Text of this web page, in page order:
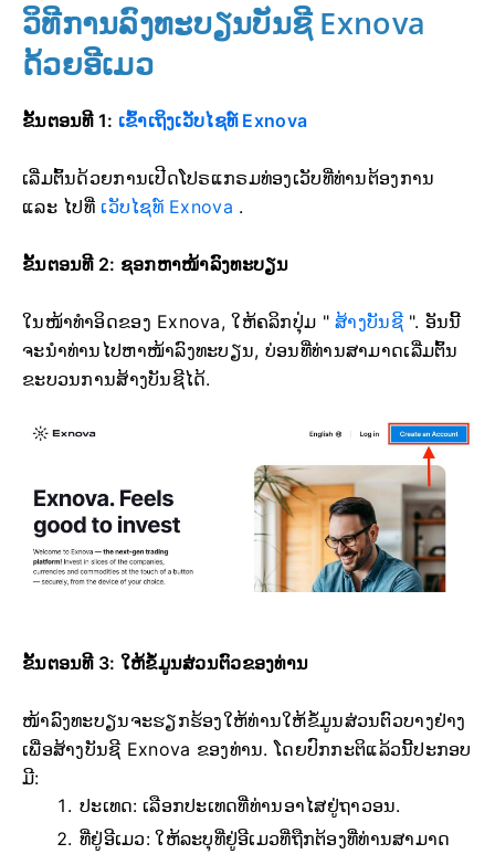
ວິທີການລົງທະບຽນບັນຊີ Exnova
ດ້ວຍອີເມວ
ຂັ້ນຕອນທີ 1: ເຂົ້າເຖິງເວັບໄຊທ໌ Exnova
ເລີ່ມຕົ້ນດ້ວຍການເປີດໂປຣແກຣມທ່ອງເວັບທີ່ທ່ານຕ້ອງການ
ແລະ ໄປທີ່ ເວັບໄຊທ໌ Exnova .
ຂັ້ນຕອນທີ 2: ຊອກຫາໜ້າລົງທະບຽນ
ໃນໜ້າທຳອິດຂອງ Exnova, ໃຫ້ຄລິກປຸ່ມ "ສ້າງບັນຊີ". ອັນນີ້
ຈະນຳທ່ານໄປຫາໜ້າລົງທະບຽນ, ບ່ອນທີ່ທ່ານສາມາດເລີ່ມຕົ້ນ
ຂະບວນການສ້າງບັນຊີໄດ້.
ຂັ້ນຕອນທີ 3: ໃຫ້ຂໍ້ມູນສ່ວນຕົວຂອງທ່ານ
ໜ້າລົງທະບຽນຈະຮຽກຮ້ອງໃຫ້ທ່ານໃຫ້ຂໍ້ມູນສ່ວນຕົວບາງຢ່າງ
ເພື່ອສ້າງບັນຊີ Exnova ຂອງທ່ານ. ໂດຍປົກກະຕິແລ້ວນີ້ປະກອບ
ມີ:
ປະເທດ: ເລືອກປະເທດທີ່ທ່ານອາໄສຢູ່ຖາວອນ.
ທີ່ຢູ່ອີເມວ: ໃຫ້ລະບຸທີ່ຢູ່ອີເມວທີ່ຖືກຕ້ອງທີ່ທ່ານສາມາດ